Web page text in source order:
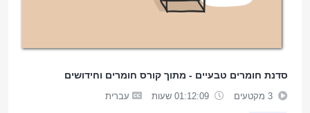
סדנת חומרים טבעיים - מתוך קורס חומרים וחידושים
עברית